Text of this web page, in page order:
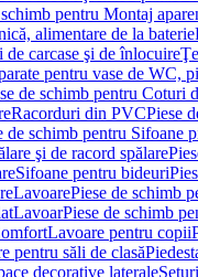
pentru Montaj
alimentare de la baterie
de carcase şi de înlocuire
pentru vase de WC,
de schimb pentru Coturi
Racorduri din PVCPiese
de schimb pentru Sifoane
şi de racord spălare
Sifoane pentru bideuri
LavoarePiese de schimb
LavoarPiese de schimb
Lavoare pentru copii
pentru săli de clasă
decorative laterale